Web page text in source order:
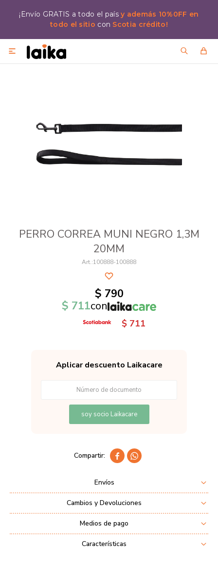
¡Envío GRATIS a todo el paísy además 10%0FF en
todo el sitio con Scotia crédito!

PERRO CORREA MUNI NEGRO 1,3M
20MM
100888-100888
$ 790
$ 711con
$ 711
Aplicar descuento Laikacare
soy socio Laikacare
 
Envíos
Cambios y Devoluciones
Medios de pago
Características